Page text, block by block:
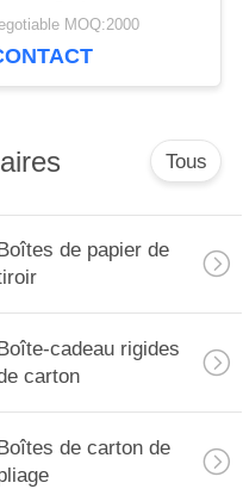
MOQ:2000
Tous
Boîtes de papier de
Boîte-cadeau rigides
carton
de carton de